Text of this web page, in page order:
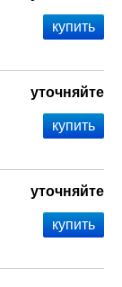
уточняйте
уточняйте